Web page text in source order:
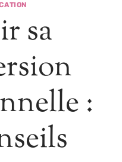
sa
: